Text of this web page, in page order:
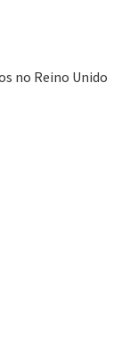
no Reino Unido